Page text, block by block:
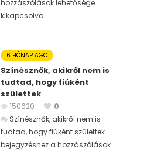
hozzászólások lehetősége
kikapcsolva
6 HÓNAP AGO
Színésznők, akikről nem is
tudtad, hogy fiúként
születtek
150620
0
Színésznők, akikről nem is
tudtad, hogy fiúként születtek
bejegyzéshez a hozzászólások